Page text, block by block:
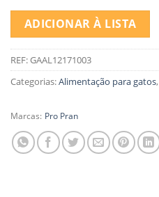
ADICIONAR À LISTA
REF:GAAL12171003
Categorias:Alimentação para gatos,
Marcas: Pro Pran